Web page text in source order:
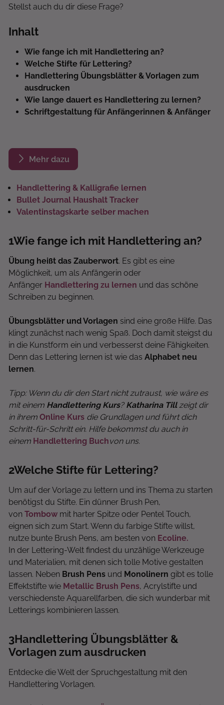
Stellst auch du dir diese Frage?
Inhalt
Wie fange ich mit Handlettering an?
Welche Stifte für Lettering?
Handlettering Übungsblätter & Vorlagen zum
ausdrucken
Wie lange dauert es Handlettering zu lernen?
Schriftgestaltung für Anfängerinnen & Anfänger
Mehr dazu
Handlettering & Kalligrafie lernen
Bullet Journal Haushalt Tracker
Valentinstagskarte selber machen
1Wie fange ich mit Handlettering an?
Übung heißt das Zauberwort. Es gibt es eine
Möglichkeit, um als Anfängerin oder
Anfänger Handlettering zu lernen und das schöne
Schreiben zu beginnen.
Übungsblätter und Vorlagen sind eine große Hilfe. Das
klingt zunächst nach wenig Spaß. Doch damit steigst du
in die Kunstform ein und verbesserst deine Fähigkeiten.
Denn das Lettering lernen ist wie das Alphabet neu
lernen.
Tipp: Wenn du dir den Start nicht zutraust, wie wäre es
mit einem Handlettering Kurs? Katharina Tillzeigt dir
in ihrem Online Kurs die Grundlagen und führt dich
Schritt-für-Schritt ein. Hilfe bekommst du auch in
einem Handlettering Buchvon uns.
2Welche Stifte für Lettering?
Um auf der Vorlage zu lettern und ins Thema zu starten
benötigst du Stifte. Ein dünner Brush Pen,
von Tombow mit harter Spitze oder Pentel Touch,
eignen sich zum Start. Wenn du farbige Stifte willst,
nutze bunte Brush Pens, am besten von Ecoline.
In der Lettering-Welt findest du unzählige Werkzeuge
und Materialien, mit denen sich tolle Motive gestalten
lassen. Neben Brush Pens und Monolinern gibt es tolle
Effektstifte wie Metallic Brush Pens, Acrylstifte und
verschiedenste Aquarellfarben, die sich wunderbar mit
Letterings kombinieren lassen.
3Handlettering Übungsblätter &
Vorlagen zum ausdrucken
Entdecke die Welt der Spruchgestaltung mit den
Handlettering Vorlagen.